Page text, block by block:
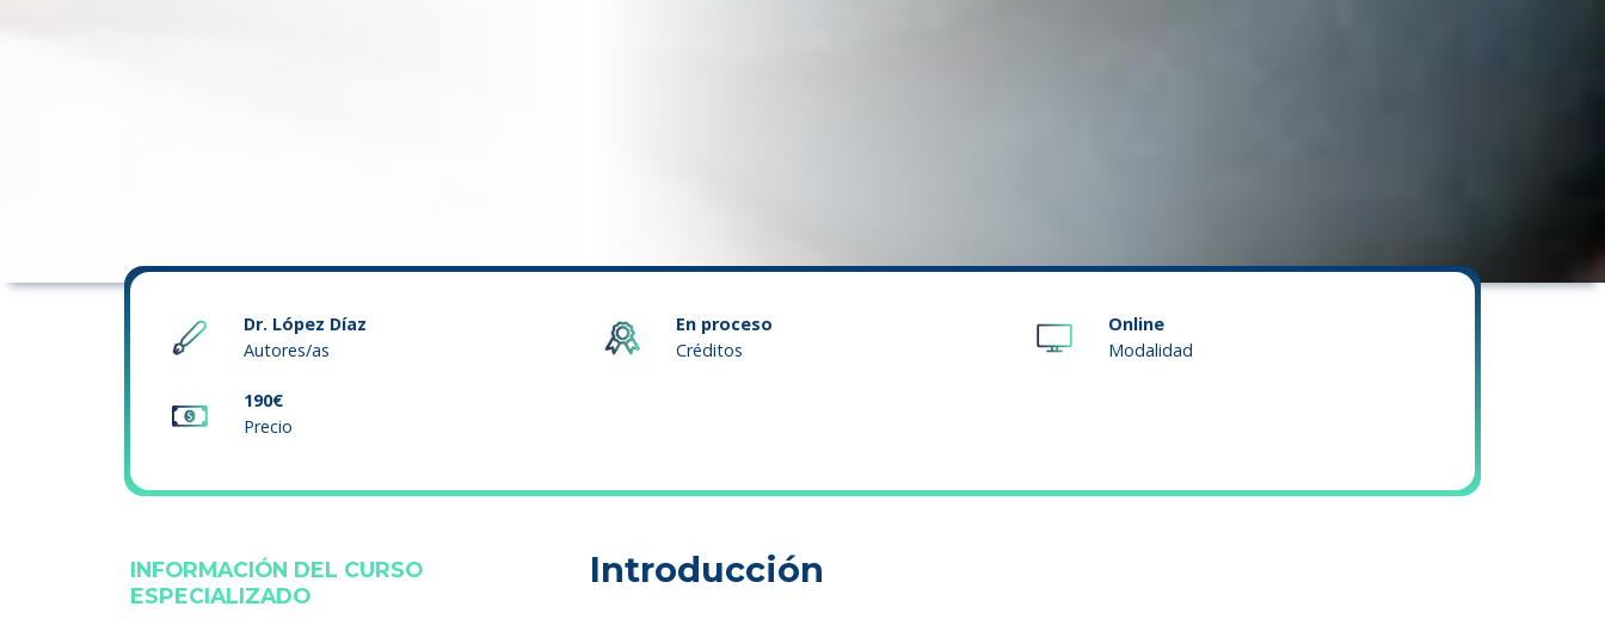
Dr. López Díaz
Autores/as
En proceso
Créditos
Online
Modalidad
190€
Precio
INFORMACIÓN DEL CURSO
ESPECIALIZADO
Introducción